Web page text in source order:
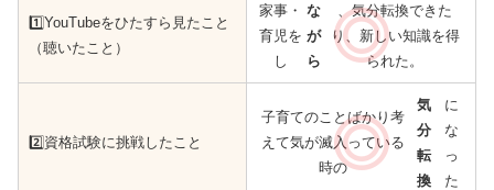
1️⃣YouTubeをひたすら見たこと
（聴いたこと）
家事・
育児を
し
な
が
ら
、気分転換できた
り、新しい知識を得
られた。
2️⃣資格試験に挑戦したこと
子育てのことばかり考
えて気が滅入っている
時の
気
分
転
換
に
な
っ
た